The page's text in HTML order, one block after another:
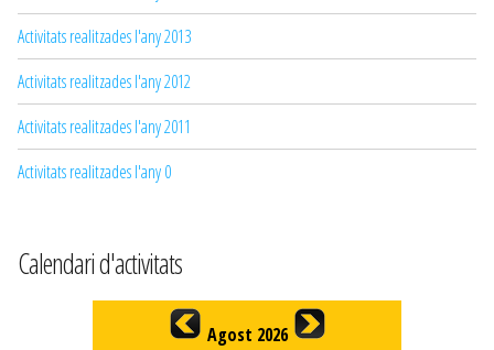
Activitats realitzades l'any 2013
Activitats realitzades l'any 2012
Activitats realitzades l'any 2011
Activitats realitzades l'any 0
Calendari d'activitats
Agost 2026